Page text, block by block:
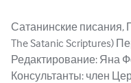
Сатанинские писания,
The Satanic Scriptures)
Редактирование: Яна
Консультанты: член